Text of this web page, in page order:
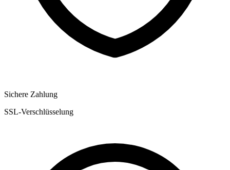
Sichere Zahlung
SSL-Verschlüsselung